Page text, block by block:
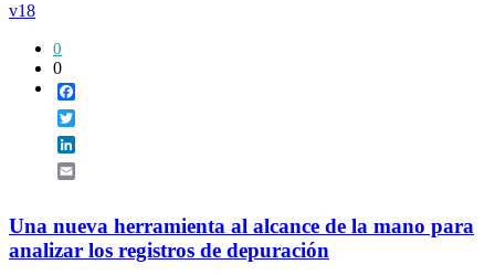
v18
0
0
Una nueva herramienta al alcance de la mano para
analizar los registros de depuración